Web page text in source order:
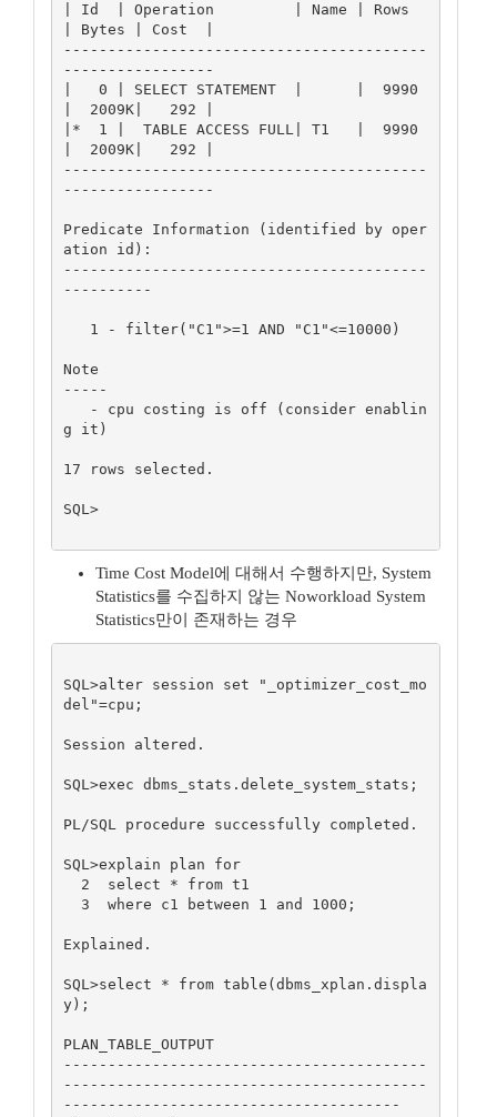
| Id  | Operation         | Name | Rows
| Bytes | Cost  |
-----------------------------------------
-----------------
|   0 | SELECT STATEMENT  |      |  9990
|  2009K|   292 |
|*  1 |  TABLE ACCESS FULL| T1   |  9990
|  2009K|   292 |
-----------------------------------------
-----------------
Predicate Information (identified by oper
ation id):
-----------------------------------------
----------
Note
-----
g it)
17 rows selected.
SQL>
Time Cost Model에 대해서 수행하지만, System
Statistics를 수집하지 않는 Noworkload System
Statistics만이 존재하는 경우
SQL>alter session set "_optimizer_cost_mo
del"=cpu;
Session altered.
SQL>exec dbms_stats.delete_system_stats;
PL/SQL procedure successfully completed.
SQL>explain plan for
Explained.
SQL>select * from table(dbms_xplan.displa
y);
PLAN_TABLE_OUTPUT
-----------------------------------------
-----------------------------------------
--------------------------------------